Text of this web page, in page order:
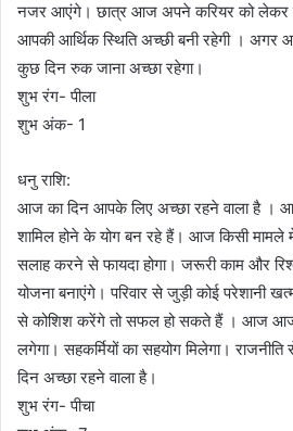
नजर आएंगे। छात्र आज अपने करियर को लेकर
आपकी आर्थिक स्थिति अच्छी बनी रहेगी । अगर
कुछ दिन रुक जाना अच्छा रहेगा।
शुभ रंग- पीला
शुभ अंक- 1
धनु राशि:
आज का दिन आपके लिए अच्छा रहने वाला है । आज
शामिल होने के योग बन रहे हैं। आज किसी मामले
सलाह करने से फायदा होगा। जरूरी काम और
योजना बनाएंगे। परिवार से जुड़ी कोई परेशानी
से कोशिश करेंगे तो सफल हो सकते हैं । आज
लगेगा। सहकर्मियों का सहयोग मिलेगा।
दिन अच्छा रहने वाला है।
शुभ रंग- पीचा